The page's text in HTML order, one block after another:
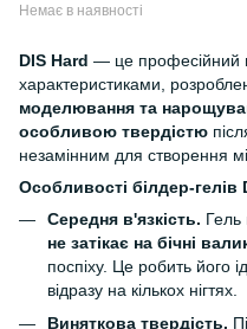
Немає в наявності
DIS Hard — це професійний
характеристиками,
моделювання та
особливою твердістю
незамінним для створення
Особливості білдер-гелів
Середня в'язкість. Гель
не затікає на бічні
поспіху. Це робить його
відразу на кількох нігтях.
Виняткова твердість.